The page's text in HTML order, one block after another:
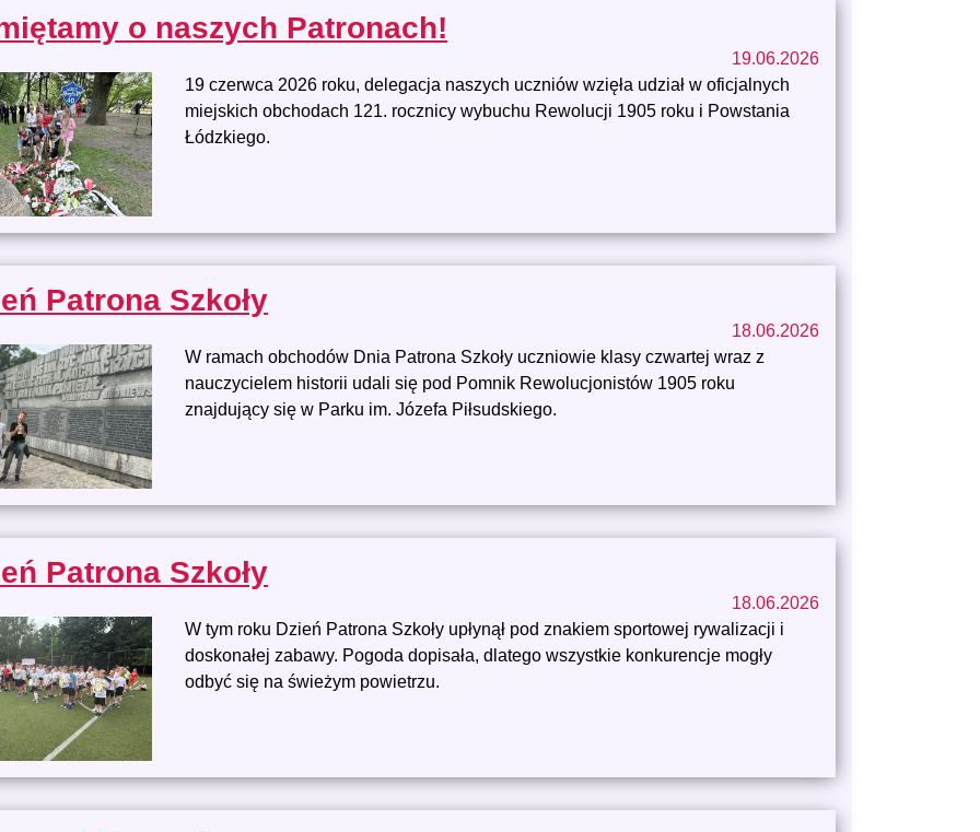
o naszych Patronach!
19.06.2026
19 czerwca 2026 roku, delegacja naszych uczniów wzięła udział w oficjalnych
miejskich obchodach 121. rocznicy wybuchu Rewolucji 1905 roku i Powstania
Łódzkiego.
Patrona Szkoły
18.06.2026
W ramach obchodów Dnia Patrona Szkoły uczniowie klasy czwartej wraz z
nauczycielem historii udali się pod Pomnik Rewolucjonistów 1905 roku
znajdujący się w Parku im. Józefa Piłsudskiego.
Patrona Szkoły
18.06.2026
W tym roku Dzień Patrona Szkoły upłynął pod znakiem sportowej rywalizacji i
doskonałej zabawy. Pogoda dopisała, dlatego wszystkie konkurencje mogły
odbyć się na świeżym powietrzu.